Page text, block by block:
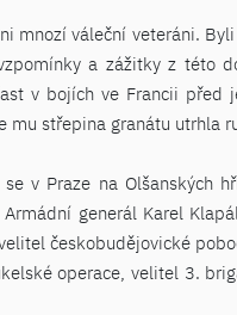
mnozí váleční veteráni.
a zážitky z této
v bojích ve Francii
mu střepina granátu utrhla
v Praze na
generál Karel
českobudějovické
operace, velitel 3.